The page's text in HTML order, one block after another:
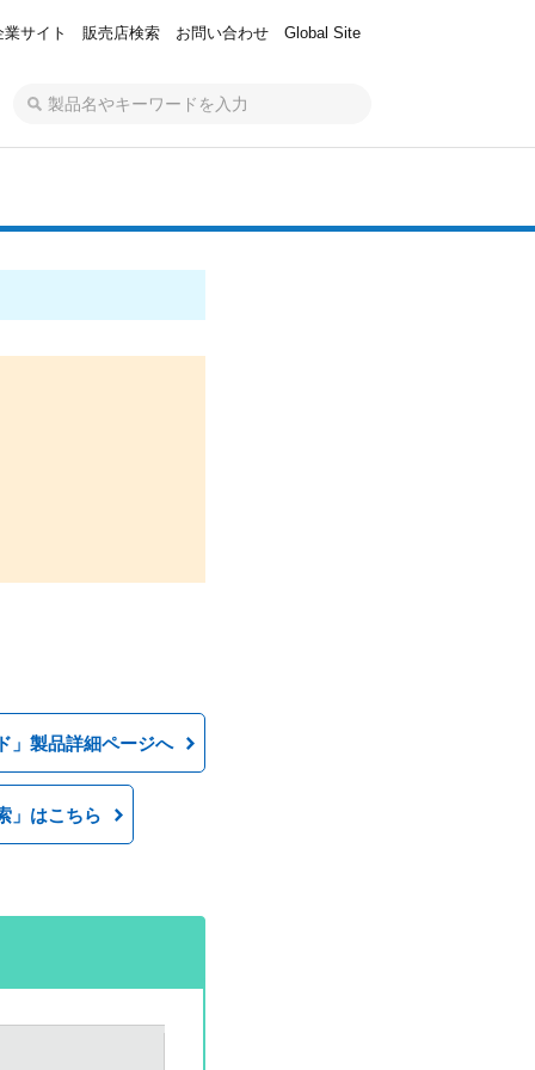
業サイト 販売店検索 お問い合わせ Global Site
」製品詳細ページへ
」はこちら